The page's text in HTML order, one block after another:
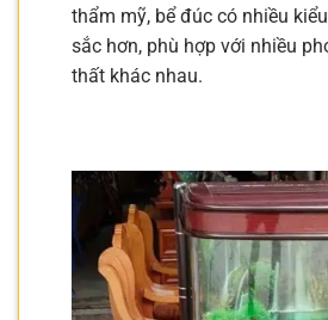
thẩm mỹ, bể đúc có nhiều
sắc hơn, phù hợp với nhiều
thất khác nhau.